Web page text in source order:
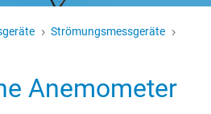
5 Strömungsmessgeräte 5
Anemometer